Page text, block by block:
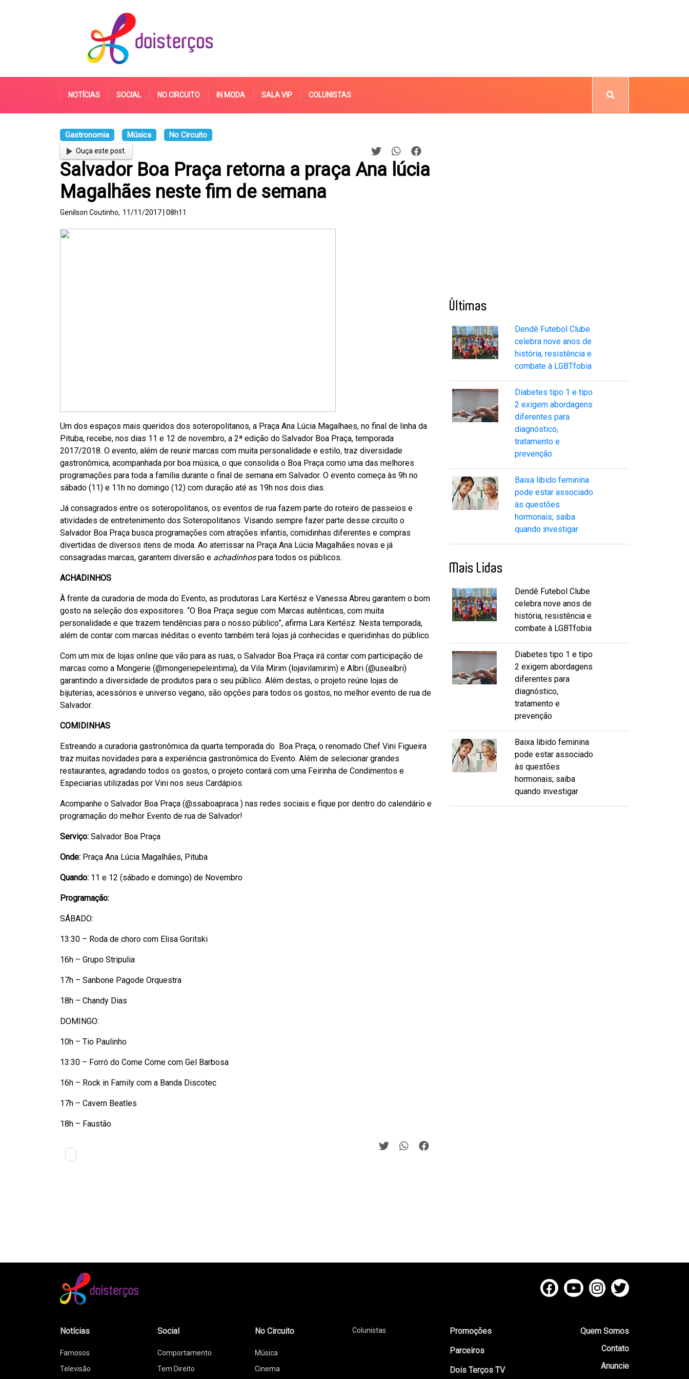
NOTÍCIAS SOCIAL NO CIRCUITO IN MODA SALA VIP COLUNISTAS
Gastronomia Música No Circuito
Ouça este post.
Salvador Boa Praça retorna a praça Ana lúcia
Magalhães neste fim de semana
Genilson Coutinho, 11/11/2017 | 08h11
Um dos espaços mais queridos dos soteropolitanos, a Praça Ana Lúcia Magalhaes, no final de linha da
Pituba, recebe, nos dias 11 e 12 de novembro, a 2ª edição do Salvador Boa Praça, temporada
2017/2018. O evento, além de reunir marcas com muita personalidade e estilo, traz diversidade
gastronômica, acompanhada por boa música, o que consolida o Boa Praça como uma das melhores
programações para toda a família durante o final de semana em Salvador. O evento começa às 9h no
sábado (11) e 11h no domingo (12) com duração até as 19h nos dois dias.
Já consagrados entre os soteropolitanos, os eventos de rua fazem parte do roteiro de passeios e
atividades de entretenimento dos Soteropolitanos. Visando sempre fazer parte desse circuito o
Salvador Boa Praça busca programações com atrações infantis, comidinhas diferentes e compras
divertidas de diversos itens de moda. Ao aterrissar na Praça Ana Lúcia Magalhães novas e já
consagradas marcas, garantem diversão e achadinhospara todos os públicos.
ACHADINHOS
À frente da curadoria de moda do Evento, as produtoras Lara Kertész e Vanessa Abreu garantem o bom
gosto na seleção dos expositores. “O Boa Praça segue com Marcas autênticas, com muita
personalidade e que trazem tendências para o nosso público”, afirma Lara Kertész. Nesta temporada,
além de contar com marcas inéditas o evento também terá lojas já conhecidas e queridinhas do público.
Com um mix de lojas online que vão para as ruas, o Salvador Boa Praça irá contar com participação de
marcas como a Mongerie (@mongeriepeleintima), da Vila Mirim (lojavilamirim) e Albri (@usealbri)
garantindo a diversidade de produtos para o seu público. Além destas, o projeto reúne lojas de
bijuterias, acessórios e universo vegano, são opções para todos os gostos, no melhor evento de rua de
Salvador.
COMIDINHAS
Estreando a curadoria gastronômica da quarta temporada do Boa Praça, o renomado Chef Vini Figueira
traz muitas novidades para a experiência gastronômica do Evento. Além de selecionar grandes
restaurantes, agradando todos os gostos, o projeto contará com uma Feirinha de Condimentos e
Especiarias utilizadas por Vini nos seus Cardápios.
Acompanhe o Salvador Boa Praça (@ssaboapraca ) nas redes sociais e fique por dentro do calendário e
programação do melhor Evento de rua de Salvador!
Serviço: Salvador Boa Praça
Onde: Praça Ana Lúcia Magalhães, Pituba
Quando: 11 e 12 (sábado e domingo) de Novembro
Programação:
SÁBADO:
13:30 – Roda de choro com Elisa Goritski
16h – Grupo Stripulia
17h – Sanbone Pagode Orquestra
18h – Chandy Dias
DOMINGO:
10h – Tio Paulinho
13:30 – Forró do Come Come com Gel Barbosa
16h – Rock in Family com a Banda Discotec
17h – Cavern Beatles
18h – Faustão
Últimas
Dendê Futebol Clube
celebra nove anos de
história, resistência e
combate à LGBTfobia
Diabetes tipo 1 e tipo
2 exigem abordagens
diferentes para
diagnóstico,
tratamento e
prevenção
Baixa libido feminina
pode estar associado
às questões
hormonais; saiba
quando investigar
Mais Lidas
Dendê Futebol Clube
celebra nove anos de
história, resistência e
combate à LGBTfobia
Diabetes tipo 1 e tipo
2 exigem abordagens
diferentes para
diagnóstico,
tratamento e
prevenção
Baixa libido feminina
pode estar associado
às questões
hormonais; saiba
quando investigar
Notícias
Famosos
Televisão
Social
Comportamento
Tem Direito
No Circuito
Música
Cinema
Colunistas
Promoções
Parceiros
Dois Terços TV
Quem Somos
Contato
Anuncie